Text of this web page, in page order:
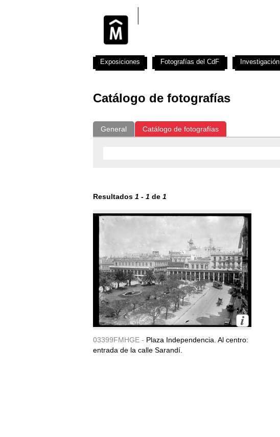
Catálogo de fotografías
General Catálogo de fotografías
Resultados 1 - 1 de 1
03399FMHGE - Plaza Independencia. Al centro:
entrada de la calle Sarandí.
Exposiciones Fotografías del CdF Investigación